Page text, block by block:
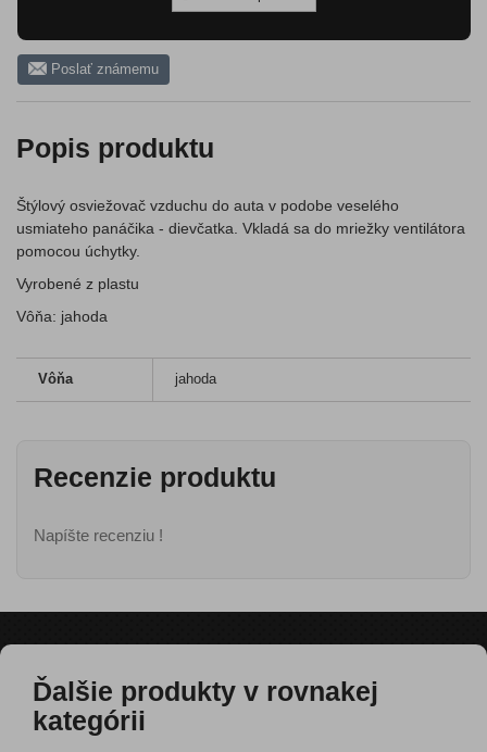
Poslať známemu
Popis produktu
Štýlový osviežovač vzduchu do auta v podobe veselého
usmiateho panáčika - dievčatka. Vkladá sa do mriežky ventilátora
pomocou úchytky.
Vyrobené z plastu
Vôňa: jahoda
Vôňa jahoda
Recenzie produktu
Napíšte recenziu !
Ďalšie produkty v rovnakej
kategórii